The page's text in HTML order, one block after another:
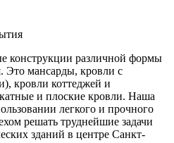
конструкции различной формы
Это мансарды, кровли с
кровли коттеджей и
и плоские кровли. Наша
легкого и прочного
решать труднейшие задачи
зданий в центре Санкт-